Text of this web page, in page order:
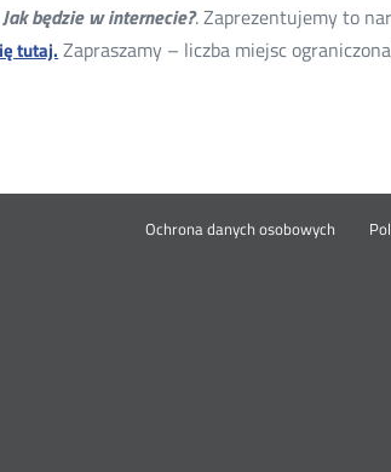
Jak będzie w internecie?. Zaprezentujemy to
tutaj. Zapraszamy – liczba miejsc
Ochrona danych osobowych